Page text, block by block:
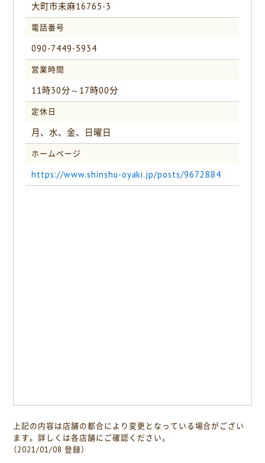
大町市未麻16765-3
電話番号
090-7449-5934
営業時間
11時30分～17時00分
定休日
月、水、金、日曜日
ホームページ
https://www.shinshu-oyaki.jp/posts/9672884
上記の内容は店舗の都合により変更となっている場合がござい
ます。詳しくは各店舗にご確認ください。
（2021/01/08 登録）